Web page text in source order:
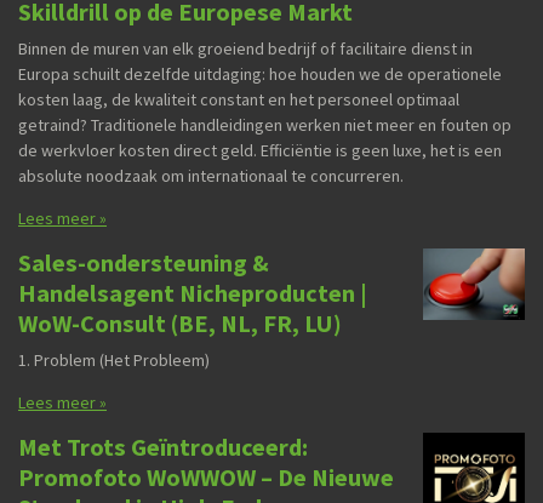
Skilldrill op de Europese Markt
Binnen de muren van elk groeiend bedrijf of facilitaire dienst in
Europa schuilt dezelfde uitdaging: hoe houden we de operationele
kosten laag, de kwaliteit constant en het personeel optimaal
getraind? Traditionele handleidingen werken niet meer en fouten op
de werkvloer kosten direct geld. Efficiëntie is geen luxe, het is een
absolute noodzaak om internationaal te concurreren.
Lees meer »
Sales-ondersteuning &
Handelsagent Nicheproducten |
WoW-Consult (BE, NL, FR, LU)
1. Problem (Het Probleem)
Lees meer »
Met Trots Geïntroduceerd:
Promofoto WoWWOW – De Nieuwe